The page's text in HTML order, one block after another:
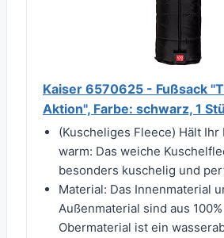
Kaiser 6570625 - Fußsack
Aktion", Farbe: schwarz, 1
(Kuscheliges Fleece) Hält
warm: Das weiche
besonders kuschelig und
Material: Das Innenmaterial
Außenmaterial sind aus
Obermaterial ist ein